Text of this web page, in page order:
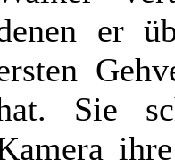
er
Sie